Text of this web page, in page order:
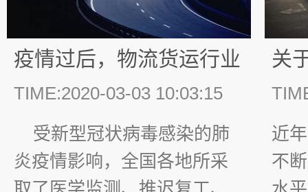
时期壹米滴答能够拿下这么
高额的融资，壹米...
断
p;
疫情过后，物流货运行业
的未来如何？
TIME:2020-03-03 10:03:15
受新型冠状病毒感染的肺
炎疫情影响，全国各地所采
关
该
近
不